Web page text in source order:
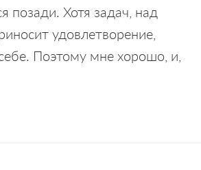
позади. Хотя задач, над
удовлетворение,
Поэтому мне хорошо, и,